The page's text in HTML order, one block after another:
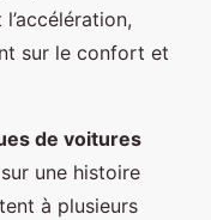
sur le confort et
de voitures
une histoire
à plusieurs